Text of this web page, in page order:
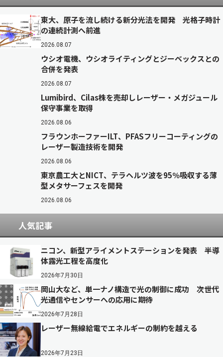
東大、原子を流し続ける新分光法を開発 光格子時計
の連続計測へ前進
2026.08.07
ウシオ電機、ウシオライティングとジーベックスとの
合併を発表
2026.08.07
Lumibird、Cilas株を売却しレーザー・メガジュール
保守事業を取得
2026.08.06
フラウンホーファーILT、PFASフリーコーティングの
レーザー製造技術を開発
2026.08.06
東京農工大とNICT、テラヘルツ波を95％吸収する薄
型メタサーフェスを開発
2026.08.06
人気記事
ニコン、新型アライメントステーションを発表 半導
体露光工程を高度化
2026年7月30日
岡山大など、単一ナノ構造で光の制御に成功 次世代
光通信やセンサーへの応用に期待
2026年7月28日
レーザー無線給電でエネルギーの制約を越える
2026年7月23日